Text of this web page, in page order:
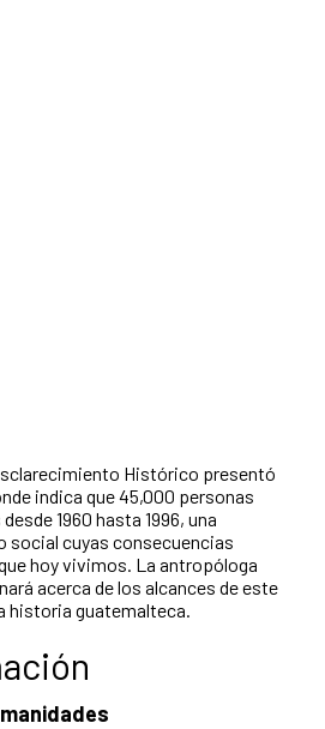
Histórico presentó
indica que 45,000 personas
1960 hasta 1996, una
social cuyas consecuencias
hoy vivimos. La antropóloga
acerca de los alcances de este
historia guatemalteca.